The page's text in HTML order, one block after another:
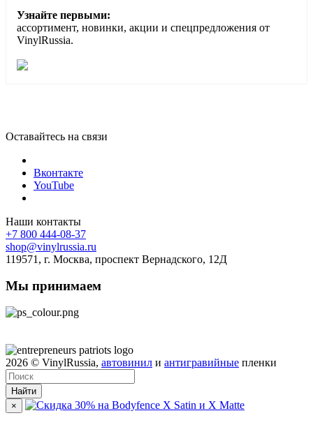
Узнайте первыми:
ассортимент, новинки, акции и спецпредложения от
VinylRussia.
Оставайтесь на связи
Вконтакте
YouTube
Наши контакты
+7 800 444-08-37
shop@vinylrussia.ru
119571, г. Москва, проспект Вернадского, 12Д
Мы принимаем
2026 © VinylRussia, автовинил и антигравийные пленки
Найти
×